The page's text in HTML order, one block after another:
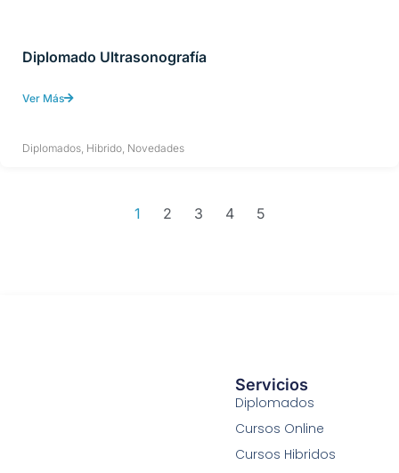
Diplomado Ultrasonografía
Ver Más
Diplomados, Hibrido, Novedades
1 2 3 4 5
Servicios
Diplomados
Cursos Online
Cursos Hibridos